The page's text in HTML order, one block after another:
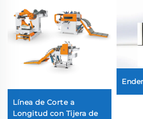
Línea de Corte a
Longitud con Tijera de